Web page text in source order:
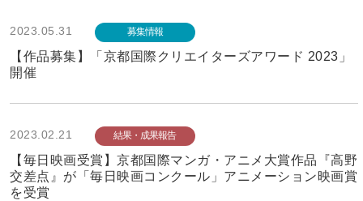
2023.05.31 募集情報
【作品募集】「京都国際クリエイターズアワード 2023」
開催
2023.02.21 結果・成果報告
【毎日映画受賞】京都国際マンガ・アニメ大賞作品『高野
交差点』が「毎日映画コンクール」アニメーション映画賞
を受賞